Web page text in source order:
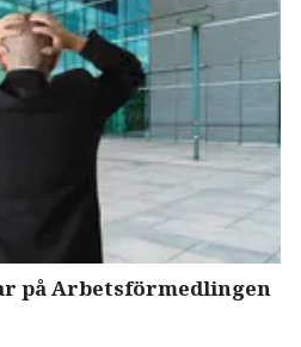
på Arbetsförmedlingen